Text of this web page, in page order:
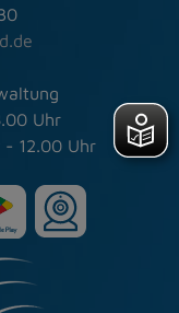
Uhr
12.00 Uhr